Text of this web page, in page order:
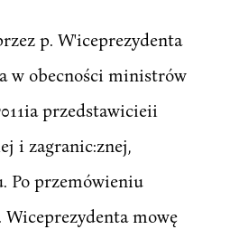
p. W'iceprezydenta
w obecności ministrów
przedstawicieii
i zagranic:znej,
Po przemówieniu
mowę